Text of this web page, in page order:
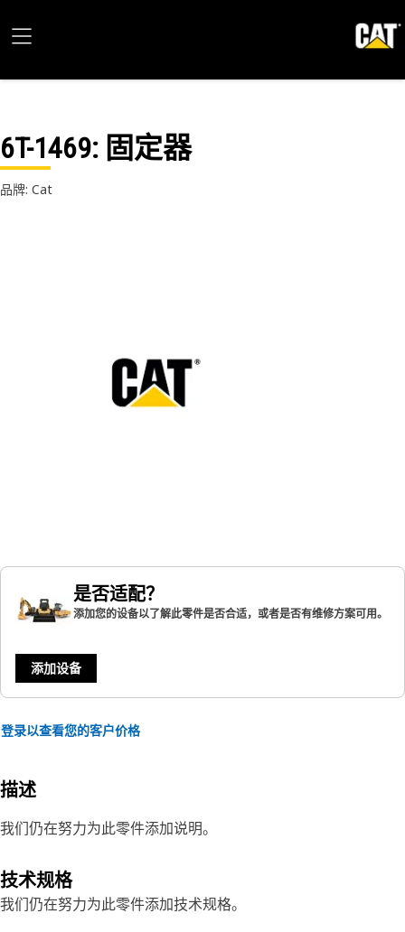
6T-1469: 固定器
品牌: Cat
是否适配？
添加您的设备以了解此零件是否合适，或者是否有维修方案可用。
添加设备
登录以查看您的客户价格
描述
我们仍在努力为此零件添加说明。
技术规格
我们仍在努力为此零件添加技术规格。